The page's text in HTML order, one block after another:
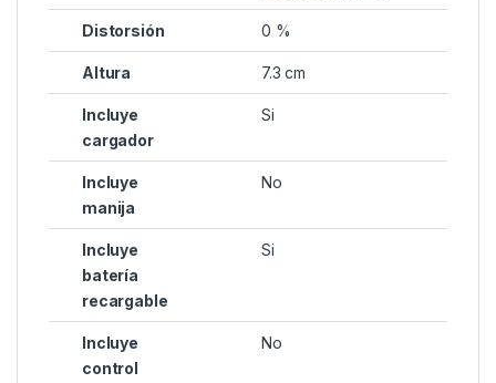
Distorsión 0 %
Altura 7.3 cm
Incluye
cargador
Si
Incluye
manija
No
Incluye
batería
recargable
Si
Incluye
control
No